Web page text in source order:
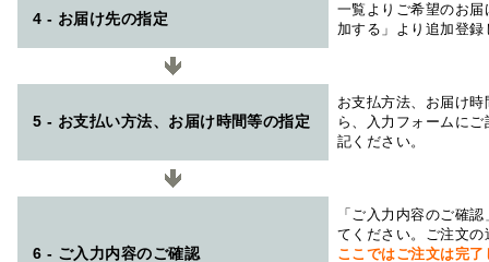
4 - お届け先の指定
一覧よりご希望のお
加する」より追加登
5 - お支払い方法、お届け時間等の指定
お支払方法、お届け
ら、入力フォームに
記ください。
6 - ご入力内容のご確認
「ご入力内容のご確
てください。ご注文
ここではご注文は完